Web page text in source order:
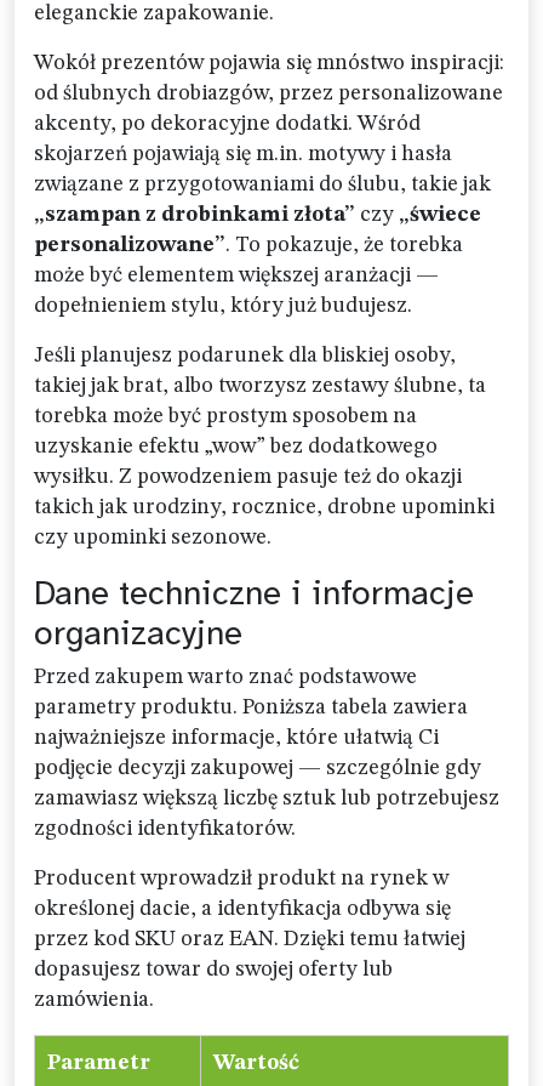
eleganckie zapakowanie.
Wokół prezentów pojawia się mnóstwo inspiracji:
od ślubnych drobiazgów, przez personalizowane
akcenty, po dekoracyjne dodatki. Wśród
skojarzeń pojawiają się m.in. motywy i hasła
związane z przygotowaniami do ślubu, takie jak
„szampan z drobinkami złota” czy „świece
personalizowane”. To pokazuje, że torebka
może być elementem większej aranżacji —
dopełnieniem stylu, który już budujesz.
Jeśli planujesz podarunek dla bliskiej osoby,
takiej jak brat, albo tworzysz zestawy ślubne, ta
torebka może być prostym sposobem na
uzyskanie efektu „wow” bez dodatkowego
wysiłku. Z powodzeniem pasuje też do okazji
takich jak urodziny, rocznice, drobne upominki
czy upominki sezonowe.
Dane techniczne i informacje
organizacyjne
Przed zakupem warto znać podstawowe
parametry produktu. Poniższa tabela zawiera
najważniejsze informacje, które ułatwią Ci
podjęcie decyzji zakupowej — szczególnie gdy
zamawiasz większą liczbę sztuk lub potrzebujesz
zgodności identyfikatorów.
Producent wprowadził produkt na rynek w
określonej dacie, a identyfikacja odbywa się
przez kod SKU oraz EAN. Dzięki temu łatwiej
dopasujesz towar do swojej oferty lub
zamówienia.
Parametr Wartość